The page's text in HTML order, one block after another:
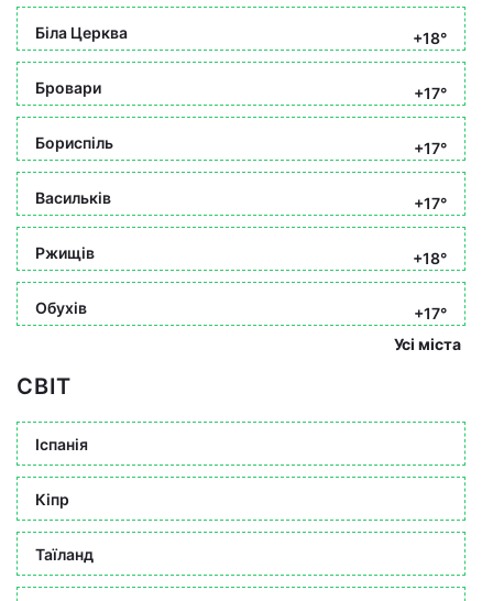
Біла Церква +18°
Бровари +17°
Бориспіль +17°
Васильків +17°
Ржищів +18°
Обухів
+17°
Усі міста
СВІТ
Іспанія
Кіпр
Таїланд